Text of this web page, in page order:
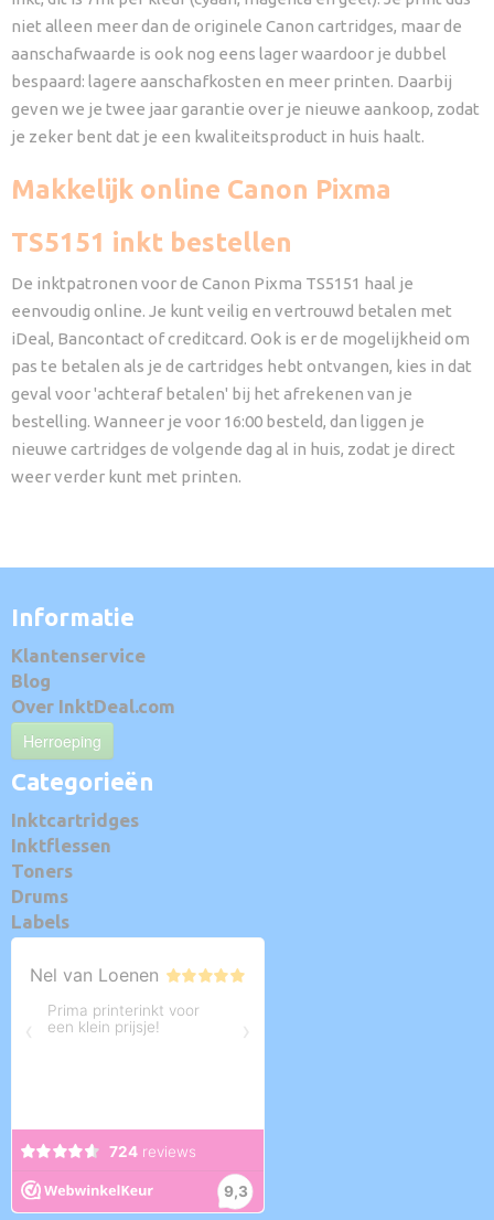
niet alleen meer dan de originele Canon cartridges, maar de
aanschafwaarde is ook nog eens lager waardoor je dubbel
bespaard: lagere aanschafkosten en meer printen. Daarbij
geven we je twee jaar garantie over je nieuwe aankoop, zodat
je zeker bent dat je een kwaliteitsproduct in huis haalt.
Makkelijk online Canon Pixma
TS5151 inkt bestellen
De inktpatronen voor de Canon Pixma TS5151 haal je
eenvoudig online. Je kunt veilig en vertrouwd betalen met
iDeal, Bancontact of creditcard. Ook is er de mogelijkheid om
pas te betalen als je de cartridges hebt ontvangen, kies in dat
geval voor 'achteraf betalen' bij het afrekenen van je
bestelling. Wanneer je voor 16:00 besteld, dan liggen je
nieuwe cartridges de volgende dag al in huis, zodat je direct
weer verder kunt met printen.
Informatie
Klantenservice
Blog
Over InktDeal.com
Herroeping
Categorieën
Inktcartridges
Inktflessen
Toners
Drums
Labels